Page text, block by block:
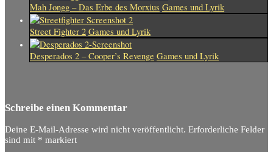
Mah Jongg – Das Erbe des Morxius Games und Lyrik
Street Fighter 2 Games und Lyrik
Desperados 2 – Cooper’s Revenge Games und Lyrik
Schreibe einen Kommentar
Deine E-Mail-Adresse wird nicht veröffentlicht. Erforderliche Felder
sind mit * markiert